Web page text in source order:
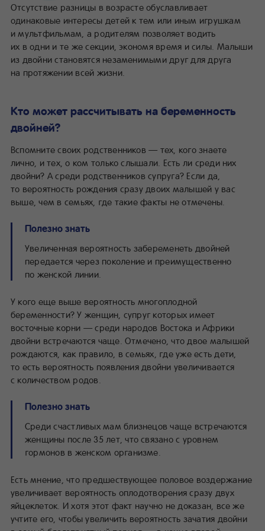
Отсутствие разницы в возрасте обуславливает
одинаковые интересы детей к тем или иным игрушкам
и мультфильмам, а родителям позволяет водить
их в одни и те же секции, экономя время и силы. Малыши
из двойни становятся незаменимыми друг для друга
на протяжении всей жизни.
Кто может рассчитывать на беременность
двойней?
Вспомните своих родственников — тех, кого знаете
лично, и тех, о ком только слышали. Есть ли среди них
двойни? А среди родственников супруга? Если да,
то вероятность рождения сразу двоих малышей у вас
выше, чем в семьях, где такие факты не отмечены.
Полезно знать
Увеличенная вероятность забеременеть двойней
передается через поколение и преимущественно
по женской линии.
У кого еще выше вероятность многоплодной
беременности? У женщин, супруг которых имеет
восточные корни — среди народов Востока и Африки
двойни встречаются чаще. Отмечено, что двое малышей
рождаются, как правило, в семьях, где уже есть дети,
то есть вероятность появления двойни увеличивается
с количеством родов.
Полезно знать
Среди счастливых мам близнецов чаще встречаются
женщины после 35 лет, что связано с уровнем
гормонов в женском организме.
Есть мнение, что предшествующее половое воздержание
увеличивает вероятность оплодотворения сразу двух
яйцеклеток. И хотя этот факт научно не доказан, все же
учтите его, чтобы увеличить вероятность зачатия двойни